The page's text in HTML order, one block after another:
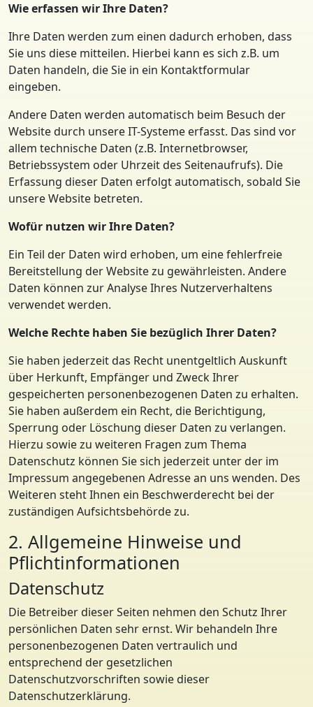
Wie erfassen wir Ihre Daten?
Ihre Daten werden zum einen dadurch erhoben, dass
Sie uns diese mitteilen. Hierbei kann es sich z.B. um
Daten handeln, die Sie in ein Kontaktformular
eingeben.
Andere Daten werden automatisch beim Besuch der
Website durch unsere IT-Systeme erfasst. Das sind vor
allem technische Daten (z.B. Internetbrowser,
Betriebssystem oder Uhrzeit des Seitenaufrufs). Die
Erfassung dieser Daten erfolgt automatisch, sobald Sie
unsere Website betreten.
Wofür nutzen wir Ihre Daten?
Ein Teil der Daten wird erhoben, um eine fehlerfreie
Bereitstellung der Website zu gewährleisten. Andere
Daten können zur Analyse Ihres Nutzerverhaltens
verwendet werden.
Welche Rechte haben Sie bezüglich Ihrer Daten?
Sie haben jederzeit das Recht unentgeltlich Auskunft
über Herkunft, Empfänger und Zweck Ihrer
gespeicherten personenbezogenen Daten zu erhalten.
Sie haben außerdem ein Recht, die Berichtigung,
Sperrung oder Löschung dieser Daten zu verlangen.
Hierzu sowie zu weiteren Fragen zum Thema
Datenschutz können Sie sich jederzeit unter der im
Impressum angegebenen Adresse an uns wenden. Des
Weiteren steht Ihnen ein Beschwerderecht bei der
zuständigen Aufsichtsbehörde zu.
2. Allgemeine Hinweise und
Pflichtinformationen
Datenschutz
Die Betreiber dieser Seiten nehmen den Schutz Ihrer
persönlichen Daten sehr ernst. Wir behandeln Ihre
personenbezogenen Daten vertraulich und
entsprechend der gesetzlichen
Datenschutzvorschriften sowie dieser
Datenschutzerklärung.